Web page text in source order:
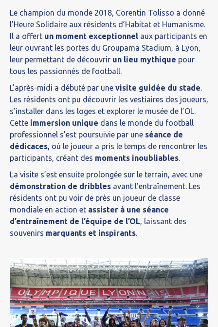
Le champion du monde 2018, Corentin Tolisso a donné
l’Heure Solidaire aux résidents d’Habitat et Humanisme.
Il a offert un moment exceptionnel aux participants en
leur ouvrant les portes du Groupama Stadium, à Lyon,
leur permettant de découvrir un lieu mythique pour
tous les passionnés de football.
L’après-midi a débuté par une visite guidée du stade.
Les résidents ont pu découvrir les vestiaires des joueurs,
s’installer dans les loges et explorer le musée de l’OL.
Cette immersion unique dans le monde du football
professionnel s’est poursuivie par une séance de
dédicaces, où le joueur a pris le temps de rencontrer les
participants, créant des moments inoubliables.
La visite s’est ensuite prolongée sur le terrain, avec une
démonstration de dribbles avant l’entraînement. Les
résidents ont pu voir de près un joueur de classe
mondiale en action et assister à une séance
d’entraînement de l’équipe de l’OL, laissant des
souvenirs marquants et inspirants.